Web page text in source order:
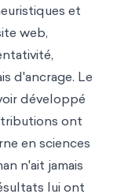
et
web,
d'ancrage. Le
développé
ont
en sciences
n'ait jamais
lui ont